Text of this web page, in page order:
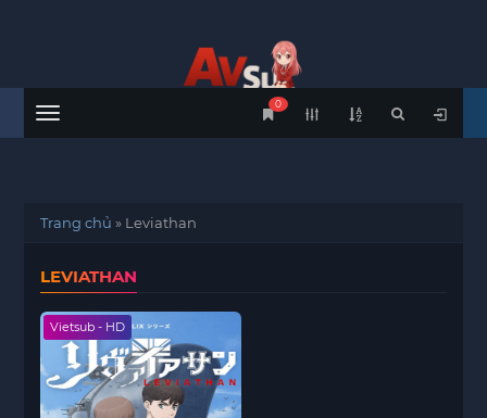
Menu
0
Trang chủ » Leviathan
LEVIATHAN
Vietsub - HD